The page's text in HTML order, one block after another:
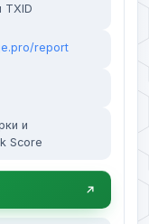
TXID
report
и
Score